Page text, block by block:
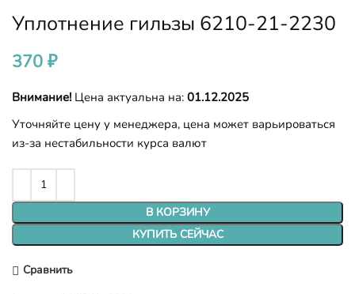
Уплотнение гильзы 6210-21-2230
370 ₽
Внимание! Цена актуальна на: 01.12.2025
Уточняйте цену у менеджера, цена может варьироваться
из-за нестабильности курса валют
В КОРЗИНУ
КУПИТЬ СЕЙЧАС
Сравнить